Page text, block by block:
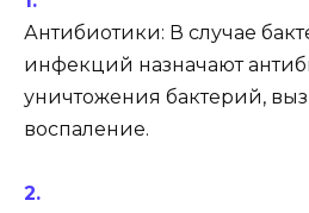
Антибиотики: В случае
инфекций назначают
уничтожения бактерий,
воспаление.